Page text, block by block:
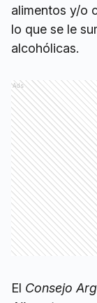
alimentos y/o
lo que se le
alcohólicas.
Ads
El Consejo